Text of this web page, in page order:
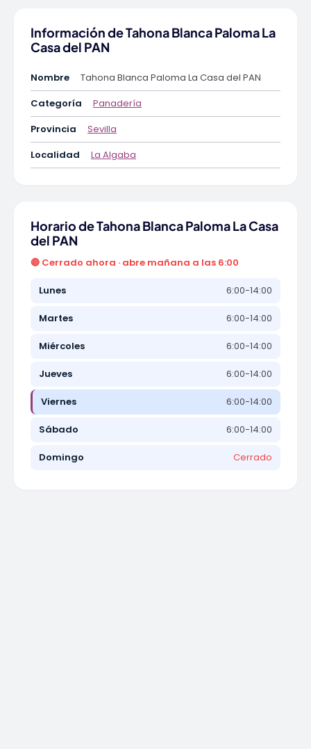
Información de Tahona Blanca Paloma La
Casa del PAN
Nombre
Tahona Blanca Paloma La Casa del PAN
Categoría
Panadería
Provincia
Sevilla
Localidad
La Algaba
Horario de Tahona Blanca Paloma La Casa
del PAN
🔴 Cerrado ahora · abre mañana a las 6:00
Lunes 6:00-14:00
Martes 6:00-14:00
Miércoles 6:00-14:00
Jueves 6:00-14:00
Viernes 6:00-14:00
Sábado 6:00-14:00
Domingo Cerrado